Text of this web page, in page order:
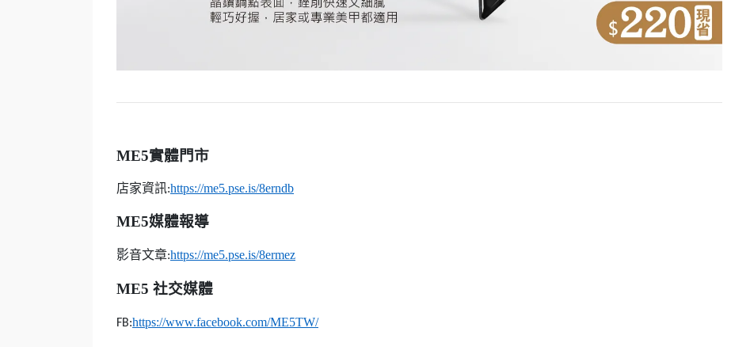
ME5實體門市
店家資訊:https://me5.pse.is/8erndb
ME5媒體報導
影音文章:https://me5.pse.is/8ermez
ME5 社交媒體
FB:https://www.facebook.com/ME5TW/